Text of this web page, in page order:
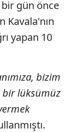
gün önce
Kavala'nın
yapan 10
bizim
bir lüksümüz